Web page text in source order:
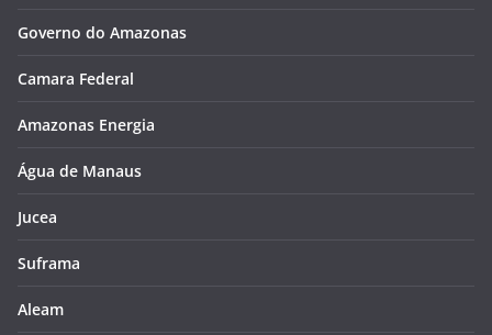
Governo do Amazonas
Camara Federal
Amazonas Energia
Água de Manaus
Jucea
Suframa
Aleam